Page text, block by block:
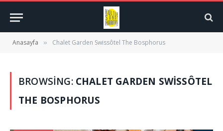
Anasayfa » Chalet Garden Swissôtel The Bosphorus
BROWSING: CHALET GARDEN SWISSÔTEL
THE BOSPHORUS